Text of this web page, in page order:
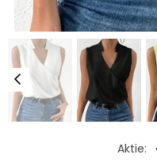
Aktie: